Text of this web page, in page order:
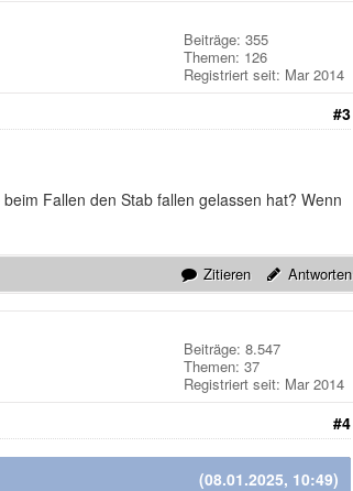
Beiträge: 355
Themen: 126
Registriert seit: Mar 2014
#3
Fallen den Stab fallen gelassen hat? Wenn
Zitieren Antworten
Beiträge: 8.547
Themen: 37
Registriert seit: Mar 2014
#4
(08.01.2025, 10:49)